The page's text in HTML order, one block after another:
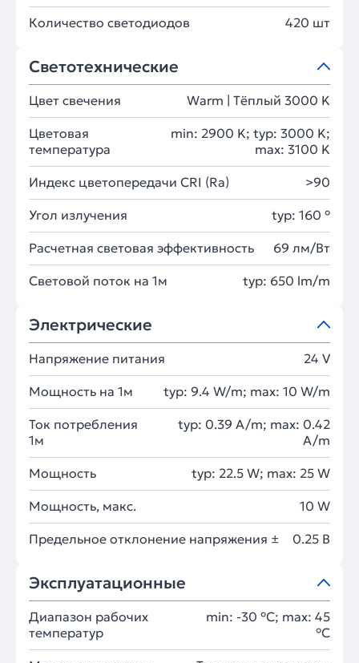
Количество светодиодов 420 шт
Светотехнические
Цвет свечения Warm | Тёплый 3000 K
Цветовая
температура
min: 2900 K; typ: 3000 K;
max: 3100 K
Индекс цветопередачи CRI (Ra) >90
Угол излучения typ: 160 °
Расчетная световая эффективность 69 лм/Вт
Световой поток на 1м typ: 650 lm/m
Электрические
Напряжение питания 24 V
Мощность на 1м typ: 9.4 W/m; max: 10 W/m
Ток потребления
1м
typ: 0.39 A/m; max: 0.42
A/m
Мощность typ: 22.5 W; max: 25 W
Мощность, макс. 10 W
Предельное отклонение напряжения ± 0.25 В
Эксплуатационные
Диапазон рабочих
температур
min: -30 °C; max: 45
°C